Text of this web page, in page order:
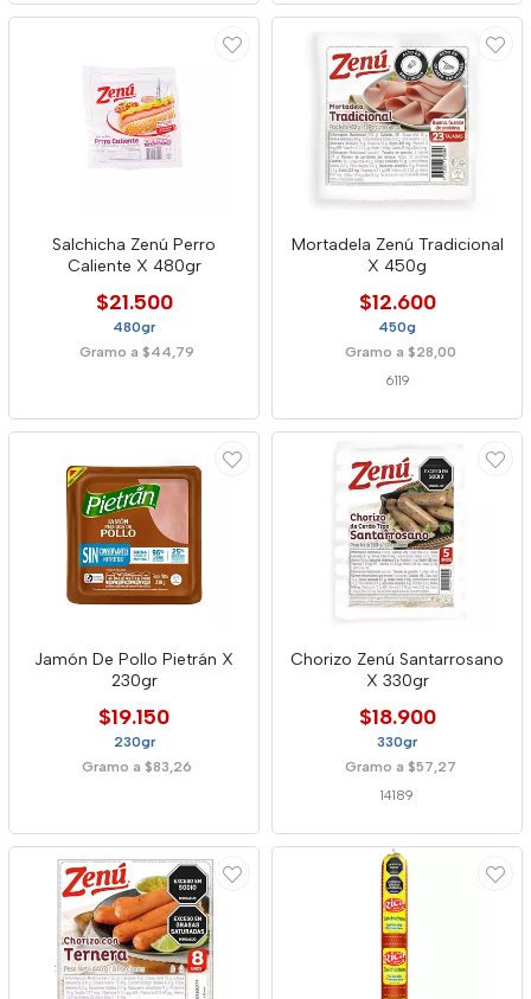
Salchicha Zenú Perro
Caliente X 480gr
$21.500
480gr
Gramo a $44,79
Mortadela Zenú Tradicional
X 450g
$12.600
450g
Gramo a $28,00
6119
Jamón De Pollo Pietrán X
230gr
$19.150
230gr
Gramo a $83,26
Chorizo Zenú Santarrosano
X 330gr
$18.900
330gr
Gramo a $57,27
14189